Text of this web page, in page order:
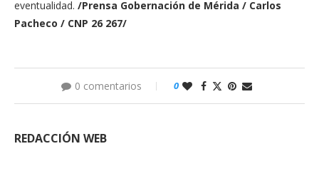
eventualidad. /Prensa Gobernación de Mérida / Carlos
Pacheco / CNP 26 267/
0 comentarios 0
REDACCIÓN WEB